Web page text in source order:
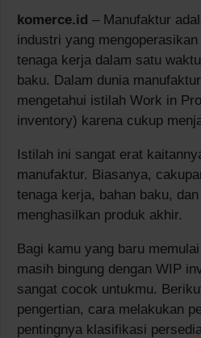
komerce.id – Manufaktur
industri yang
tenaga kerja dalam satu
baku. Dalam dunia
mengetahui istilah Work in
inventory) karena cukup
Istilah ini sangat erat
manufaktur. Biasanya,
tenaga kerja, bahan baku,
menghasilkan produk akhir.
Bagi kamu yang baru
masih bingung dengan WIP
sangat cocok untukmu.
pengertian, cara melakukan
pentingnya klasifikasi